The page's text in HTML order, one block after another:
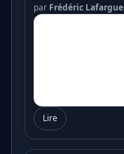
par Frédéric Lafargue
Lire